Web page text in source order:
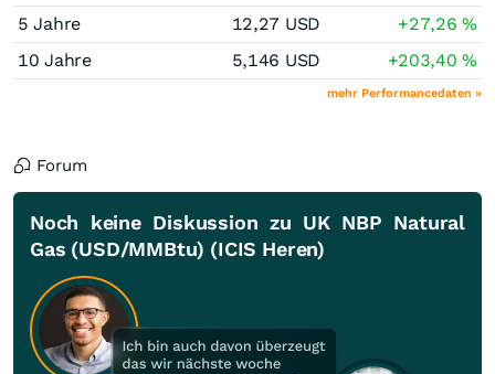
5 Jahre
12,27 USD +27,26%
10 Jahre
5,146 USD +203,40%
mehr Performancedaten »
Forum
Noch keine Diskussion zu UK NBP Natural
Gas (USD/MMBtu) (ICIS Heren)